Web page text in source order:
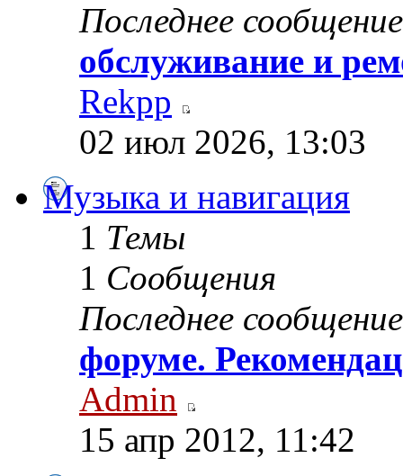
Последнее сообщение
обслуживание и
Rekpp
02 июл 2026, 13:03
Музыка и навигация
1 Темы
1 Сообщения
Последнее сообщение
форуме.
Admin
15 апр 2012, 11:42